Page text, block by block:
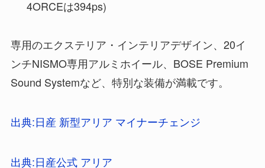
4ORCEは394ps)
専用のエクステリア・インテリアデザイン、20イ
ンチNISMO専用アルミホイール、BOSE Premium
Sound Systemなど、特別な装備が満載です。
出典:日産 新型アリア マイナーチェンジ
出典:日産公式 アリア